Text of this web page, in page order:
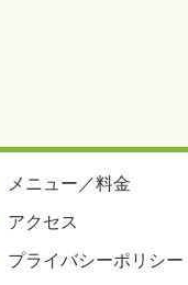
メニュー／料金
アクセス
プライバシーポリシー